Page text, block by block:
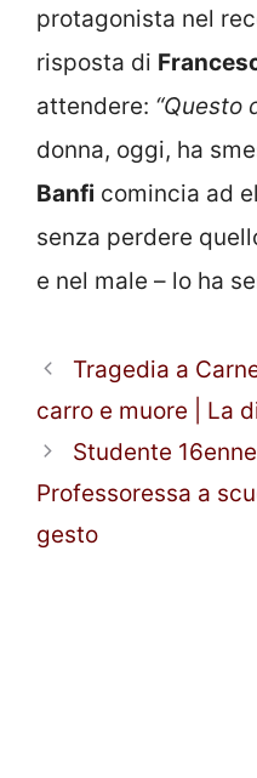
protagonista nel
risposta di
attendere: “Questo
donna, oggi, ha
Banfi comincia ad
senza perdere
e nel male – lo ha
Tragedia a
carro e muore | La
Studente
Professoressa a
gesto